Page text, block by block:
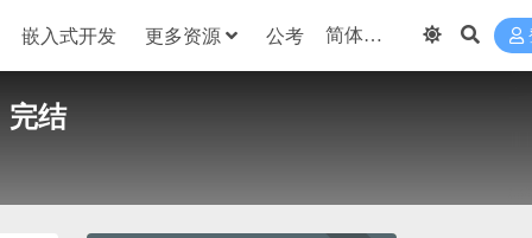
嵌入式开发 更多资源 公考
完结